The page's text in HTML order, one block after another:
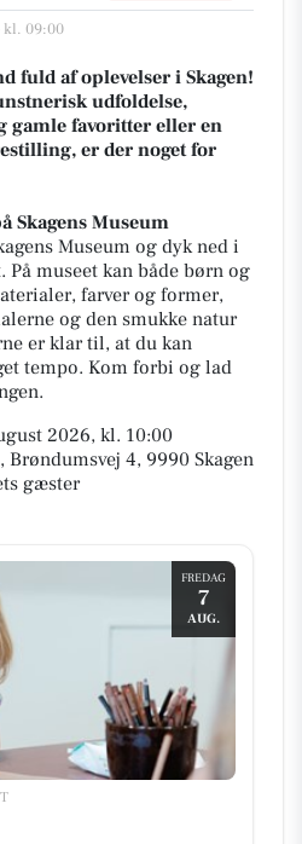
kl. 09:00
fuld af oplevelser i Skagen!
udfoldelse,
gamle favoritter eller en
er der noget for
Skagens Museum
Museum og dyk ned i
På museet kan både børn og
farver og former,
og den smukke natur
er klar til, at du kan
tempo. Kom forbi og lad
2026, kl. 10:00
Brøndumsvej 4, 9990 Skagen
gæster
FREDAG
7
AUG.